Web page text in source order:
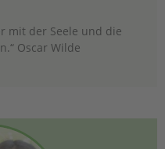
mit der Seele und die
Oscar Wilde